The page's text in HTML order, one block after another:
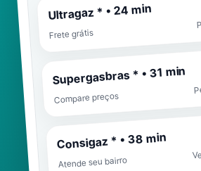
Ultragaz * • 24 min
Frete grátis
Supergasbras * • 31 min
Compare preços
Consigaz * • 38 min
Atende seu bairro